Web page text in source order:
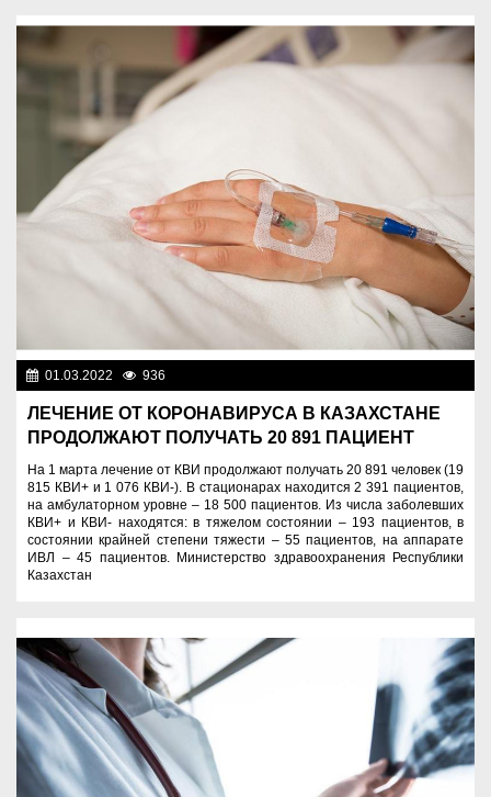
01.03.2022 936
ЛЕЧЕНИЕ ОТ КОРОНАВИРУСА В КАЗАХСТАНЕ
ПРОДОЛЖАЮТ ПОЛУЧАТЬ 20 891 ПАЦИЕНТ
На 1 марта лечение от КВИ продолжают получать 20 891 человек (19
815 КВИ+ и 1 076 КВИ-). В стационарах находится 2 391 пациентов,
на амбулаторном уровне – 18 500 пациентов. Из числа заболевших
КВИ+ и КВИ- находятся: в тяжелом состоянии – 193 пациентов, в
состоянии крайней степени тяжести – 55 пациентов, на аппарате
ИВЛ – 45 пациентов. Министерство здравоохранения Республики
Казахстан